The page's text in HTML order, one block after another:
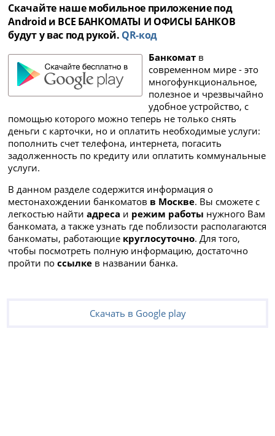
Скачайте наше мобильное приложение под
Android и ВСЕ БАНКОМАТЫ И ОФИСЫ БАНКОВ
будут у вас под рукой. QR-код
Банкомат в
современном мире - это
многофункциональное,
полезное и чрезвычайно
удобное устройство, с
помощью которого можно теперь не только снять
деньги с карточки, но и оплатить необходимые услуги:
пополнить счет телефона, интернета, погасить
задолженность по кредиту или оплатить коммунальные
услуги.
В данном разделе содержится информация о
местонахождении банкоматов в Москве. Вы сможете с
легкостью найтиадреса и режим работы нужного Вам
банкомата, а также узнать где поблизости располагаются
банкоматы, работающие круглосуточно. Для того,
чтобы посмотреть полную информацию, достаточно
пройти поссылке в названии банка.
Скачать в Google play